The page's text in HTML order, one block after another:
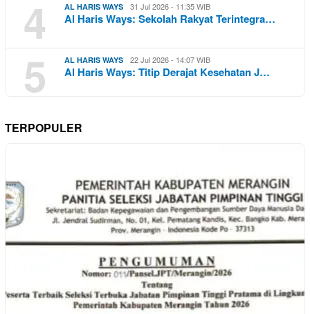
4 AL HARIS WAYS 31 Jul 2026 - 11:35 WIB
Al Haris Ways: Sekolah Rakyat Terintegra…
5 AL HARIS WAYS 22 Jul 2026 - 14:07 WIB
Al Haris Ways: Titip Derajat Kesehatan J…
TERPOPULER